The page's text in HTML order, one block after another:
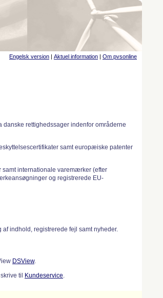
Engelsk version | Aktuel information | Om pvsonline
rettighedssager indenfor områderne
samt europæiske patenter
internationale varemærker (efter
og registrerede EU-
indhold, registrerede fejl samt nyheder.
DSView.
til
Kundeservice.